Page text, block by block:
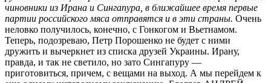
чиновники из Ирана и Сингапура, в ближайшее время первые
партии российского мяса отправятся и в эти страны. Очень
неловко получилось, конечно, с Гонкогом и Вьетнамом.
Теперь, подозреваю, Петр Порошенко не будет с ними
дружить и вычеркнет из списка друзей Украины. Ирану,
правда, и так не светило, но зато Сингапуру —
приготовиться, причем, с вещами на выход. А мы перейдем к